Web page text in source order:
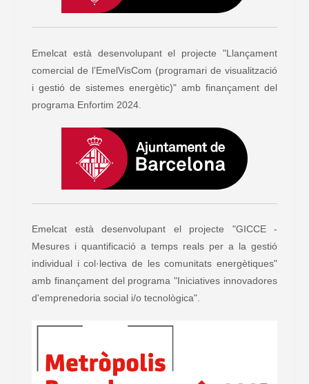
Emelcat està desenvolupant el projecte "Llançament
comercial de l’EmelVisCom (programari de visualització
i gestió de sistemes energètic)" amb finançament del
programa Enfortim 2024.
Emelcat està desenvolupant el projecte "GICCE -
Mesures i quantificació a temps reals per a la gestió
individual i col·lectiva de les comunitats energètiques"
amb finançament del programa "Iniciatives innovadores
d'emprenedoria social i/o tecnològica".